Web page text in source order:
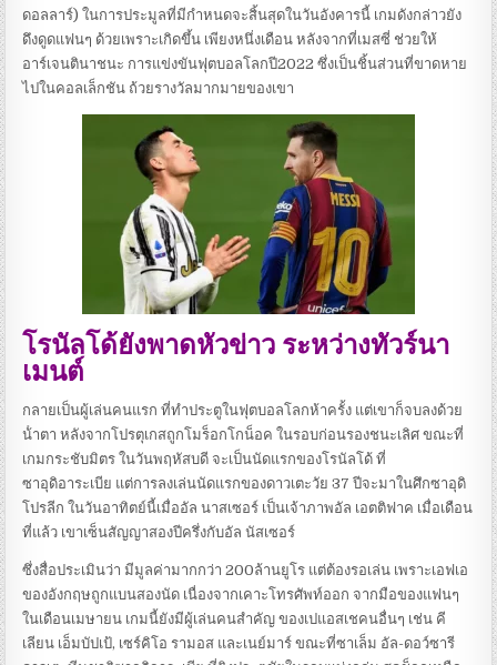
ดอลลาร์) ในการประมูลที่มีกําหนดจะสิ้นสุดในวันอังคารนี้ เกมดังกล่าวยัง
ดึงดูดแฟนๆ ด้วยเพราะเกิดขึ้น เพียงหนึ่งเดือน หลังจากที่เมสซี่ ช่วยให้
อาร์เจนตินาชนะ การแข่งขันฟุตบอลโลกปี2022 ซึ่งเป็นชิ้นส่วนที่ขาดหาย
ไปในคอลเล็กชัน ถ้วยรางวัลมากมายของเขา
โรนัลโด้ยังพาดหัวข่าว ระหว่างทัวร์นา
เมนต์
กลายเป็นผู้เล่นคนแรก ที่ทําประตูในฟุตบอลโลกห้าครั้ง แต่เขาก็จบลงด้วย
น้ําตา หลังจากโปรตุเกสถูกโมร็อกโกน็อค ในรอบก่อนรองชนะเลิศขณะที่
เกมกระชับมิตร ในวันพฤหัสบดี จะเป็นนัดแรกของโรนัลโด้ ที่
ซาอุดิอาระเบีย แต่การลงเล่นนัดแรกของดาวเตะวัย 37 ปีจะมาในศึกซาอุดิ
โปรลีก ในวันอาทิตย์นี้เมื่ออัล นาสเซอร์ เป็นเจ้าภาพอัล เอตติฟาค เมื่อเดือน
ที่แล้ว เขาเซ็นสัญญาสองปีครึ่งกับอัล นัสเซอร์
ซึ่งสื่อประเมินว่า มีมูลค่ามากกว่า 200ล้านยูโร แต่ต้องรอเล่น เพราะเอฟเอ
ของอังกฤษถูกแบนสองนัด เนื่องจากเคาะโทรศัพท์ออก จากมือของแฟนๆ
ในเดือนเมษายน เกมนี้ยังมีผู้เล่นคนสําคัญ ของเปแอสเชคนอื่นๆ เช่น คี
เลียน เอ็มบัปเป้, เซร์คิโอ รามอส และเนย์มาร์ ขณะที่ซาเล็ม อัล-ดอว์ซารี